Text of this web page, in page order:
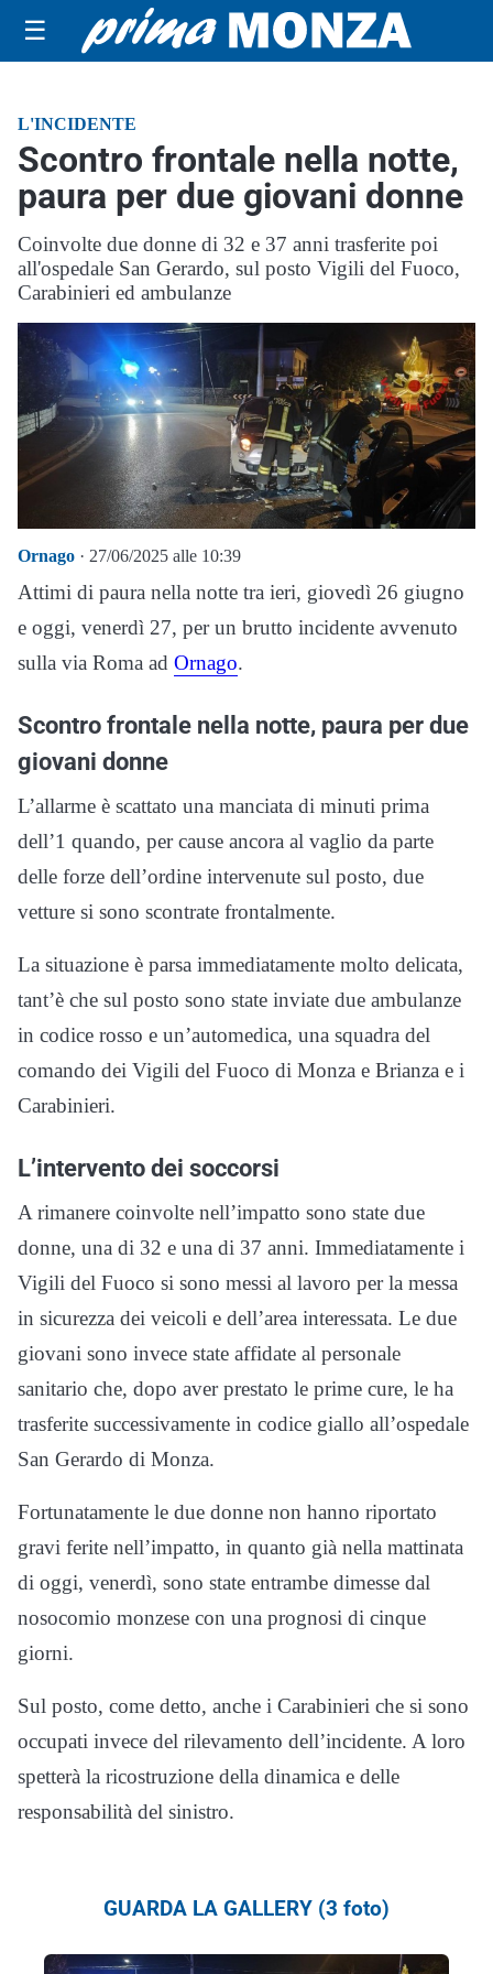
☰
L'INCIDENTE
Scontro frontale nella notte,
paura per due giovani donne
Coinvolte due donne di 32 e 37 anni trasferite poi
all'ospedale San Gerardo, sul posto Vigili del Fuoco,
Carabinieri ed ambulanze
Ornago · 27/06/2025 alle 10:39
Attimi di paura nella notte tra ieri, giovedì 26 giugno
e oggi, venerdì 27, per un brutto incidente avvenuto
sulla via Roma ad Ornago.
Scontro frontale nella notte, paura per due
giovani donne
L’allarme è scattato una manciata di minuti prima
dell’1 quando, per cause ancora al vaglio da parte
delle forze dell’ordine intervenute sul posto, due
vetture si sono scontrate frontalmente.
La situazione è parsa immediatamente molto delicata,
tant’è che sul posto sono state inviate due ambulanze
in codice rosso e un’automedica, una squadra del
comando dei Vigili del Fuoco di Monza e Brianza e i
Carabinieri.
L’intervento dei soccorsi
A rimanere coinvolte nell’impatto sono state due
donne, una di 32 e una di 37 anni. Immediatamente i
Vigili del Fuoco si sono messi al lavoro per la messa
in sicurezza dei veicoli e dell’area interessata. Le due
giovani sono invece state affidate al personale
sanitario che, dopo aver prestato le prime cure, le ha
trasferite successivamente in codice giallo all’ospedale
San Gerardo di Monza.
Fortunatamente le due donne non hanno riportato
gravi ferite nell’impatto, in quanto già nella mattinata
di oggi, venerdì, sono state entrambe dimesse dal
nosocomio monzese con una prognosi di cinque
giorni.
Sul posto, come detto, anche i Carabinieri che si sono
occupati invece del rilevamento dell’incidente. A loro
spetterà la ricostruzione della dinamica e delle
responsabilità del sinistro.
GUARDA LA GALLERY (3 foto)